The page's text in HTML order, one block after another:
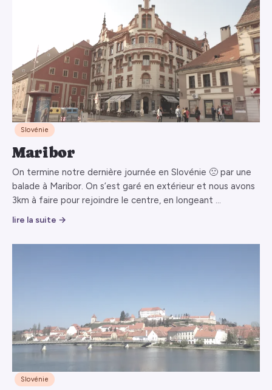
Slovénie
Maribor
On termine notre dernière journée en Slovénie 🙁 par une
balade à Maribor. On s’est garé en extérieur et nous avons
3km à faire pour rejoindre le centre, en longeant …
lire la suite →
Slovénie